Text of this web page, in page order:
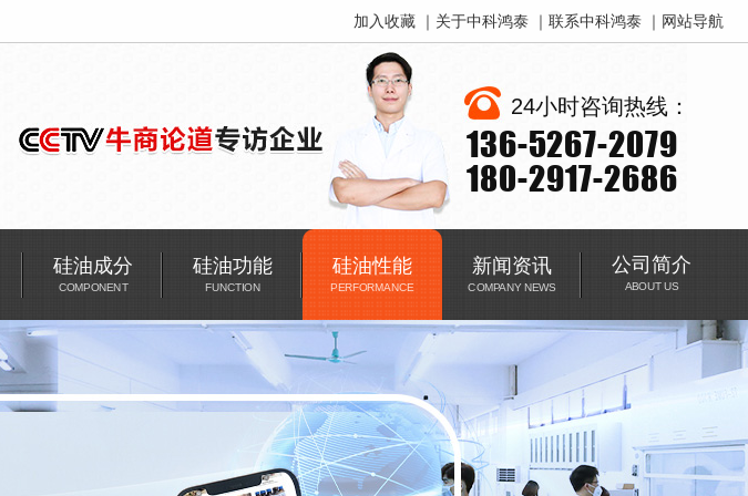
加入收藏 ｜ 关于中科鸿泰 ｜ 联系中科鸿泰 ｜ 网站导航
24小时咨询热线：
136-5267-2079
180-2917-2686
硅油成分
COMPONENT
硅油功能
FUNCTION
硅油性能
PERFORMANCE
新闻资讯
COMPANY NEWS
公司简介
ABOUT US